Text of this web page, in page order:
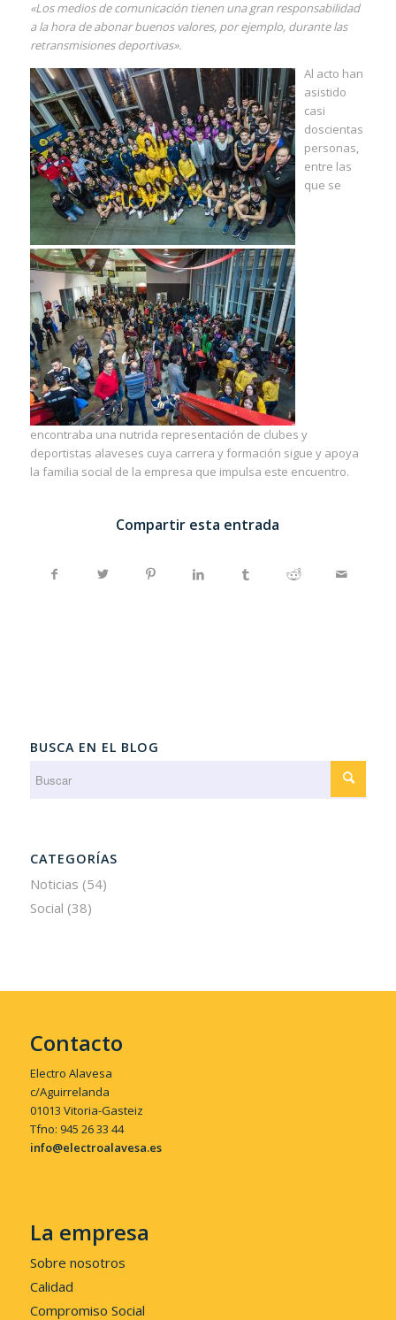
«Los medios de comunicación tienen una gran responsabilidad
a la hora de abonar buenos valores, por ejemplo, durante las
retransmisiones deportivas».
Al acto han
asistido
casi
doscientas
personas,
entre las
que se
encontraba una nutrida representación de clubes y
deportistas alaveses cuya carrera y formación sigue y apoya
la familia social de la empresa que impulsa este encuentro.
Compartir esta entrada
BUSCA EN EL BLOG
CATEGORÍAS
Noticias (54)
Social (38)
Contacto
Electro Alavesa
c/Aguirrelanda
01013 Vitoria-Gasteiz
Tfno: 945 26 33 44
info@electroalavesa.es
La empresa
Sobre nosotros
Calidad
Compromiso Social